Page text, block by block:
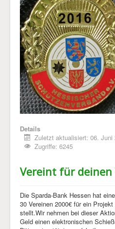
Details
Zuletzt aktualisiert: 06. Juni
Zugriffe: 6245
Vereint für deinen
Die Sparda-Bank Hessen hat
30 Vereinen 2000€ für ein
stellt.Wir nehmen bei dieser
Geld einen elektronischen